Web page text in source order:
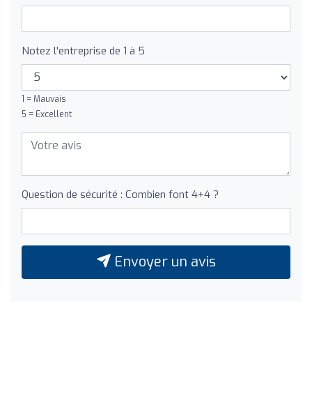
Notez l'entreprise de 1 à 5
1 = Mauvais
5 = Excellent
Question de sécurité : Combien font 4+4 ?
Envoyer un avis